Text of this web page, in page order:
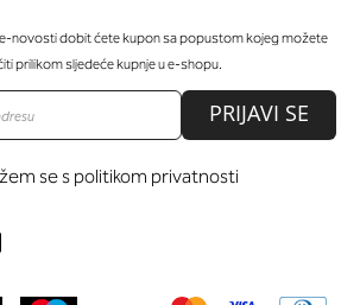
e-novosti dobit ćete kupon sa popustom kojeg možete
prilikom sljedeće kupnje u e-shopu.
PRIJAVI SE
se s politikom privatnosti